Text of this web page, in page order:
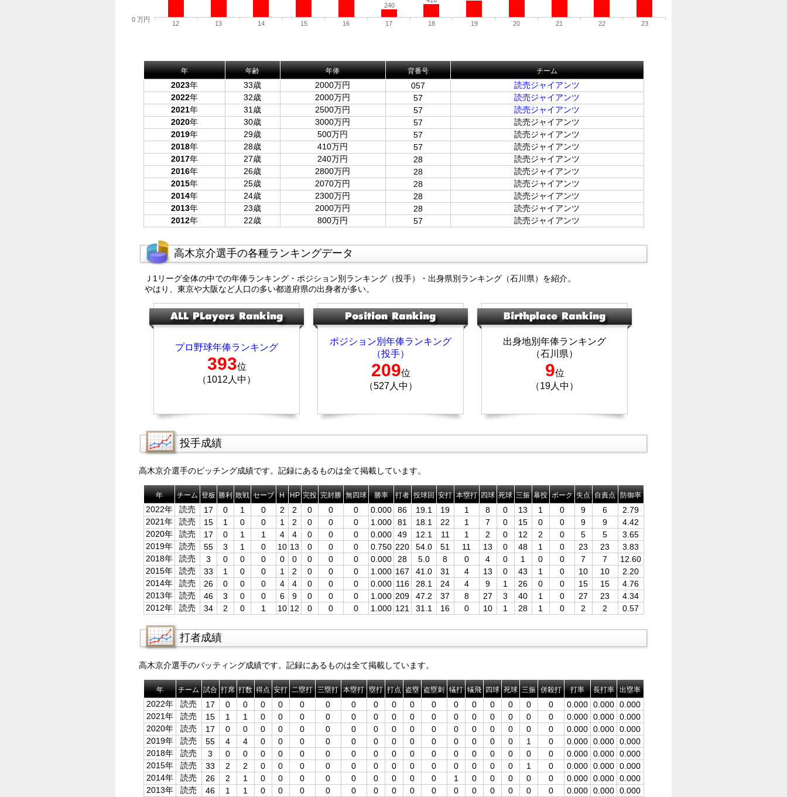
240
12 13 14 15 16 17 18 19 20 21 22 23
0 万円
年 年齢 年俸 背番号 チーム
2023年 33歳 2000万円 057
読売ジャイアンツ
2022年 32歳 2000万円 57
読売ジャイアンツ
2021年 31歳 2500万円 57
読売ジャイアンツ
2020年 30歳 3000万円 57
読売ジャイアンツ
2019年 29歳 500万円 57
読売ジャイアンツ
2018年 28歳 410万円 57
読売ジャイアンツ
2017年 27歳 240万円 28
読売ジャイアンツ
2016年 26歳 2800万円 28
読売ジャイアンツ
2015年 25歳 2070万円 28
読売ジャイアンツ
2014年 24歳 2300万円 28
読売ジャイアンツ
2013年 23歳 2000万円 28
読売ジャイアンツ
2012年 22歳 800万円 57 読売ジャイアンツ
高木京介選手の各種ランキングデータ
Ｊ1リーグ全体の中での年俸ランキング・ポジション別ランキング（投手）・出身県別ランキング（石川県）を紹介。
やはり、東京や大阪など人口の多い都道府県の出身者が多い。
プロ野球年俸ランキング
393位
（1012人中）
ポジション別年俸ランキング
（投手）
209位
（527人中）
出身地別年俸ランキング
（石川県）
9位
（19人中）
投手成績
高木京介選手のピッチング成績です。記録にあるものは全て掲載しています。
年 チーム 登板 勝利 敗戦 セーブ H HP 完投 完封勝 無四球 勝率 打者 投球回 安打 本塁打 四球 死球 三振 暴投 ボーク 失点 自責点 防御率
2022年 読売 17 0 1 0 2 2 0 0 0 0.000 86 19.1 19 1 8 0 13 1 0 9 6
2.79
2021年
読売 15 1 0 0 1 2 0 0 0 1.000 81 18.1 22 1 7 0 15 0 0 9 9
4.42
2020年
読売 17 0 1 1 4 4 0 0 0 0.000 49 12.1 11 1 2 0 12 2 0 5 5
3.65
2019年
読売 55 3 1 0 10 13 0 0 0 0.750 220 54.0 51 11 13 0 48 1 0 23 23
3.83
2018年
読売 3 0 0 0 0 0 0 0 0 0.000 28 5.0 8 0 4 0 1 0 0 7 7
12.60
2015年
読売 33 1 0 0 1 2 0 0 0 1.000 167 41.0 31 4 13 0 43 1 0 10 10
2.20
2014年
読売 26 0 0 0 4 4 0 0 0 0.000 116 28.1 24 4 9 1 26 0 0 15 15
4.76
2013年
読売 46 3 0 0 6 9 0 0 0 1.000 209 47.2 37 8 27 3 40 1 0 27 23
4.34
2012年
読売 34 2 0 1 10 12 0 0 0 1.000 121 31.1 16 0 10 1 28 1 0 2 2 0.57
打者成績
高木京介選手のバッティング成績です。記録にあるものは全て掲載しています。
年 チーム 試合 打席 打数 得点 安打 二塁打 三塁打 本塁打 塁打 打点 盗塁 盗塁刺 犠打 犠飛 四球 死球 三振 併殺打 打率 長打率 出塁率
2022年 読売 17 0 0 0 0 0 0 0 0 0 0 0 0 0 0 0 0 0 0.000 0.000 0.000
2021年
読売 15 1 1 0 0 0 0 0 0 0 0 0 0 0 0 0 0 0 0.000 0.000 0.000
2020年
読売 17 0 0 0 0 0 0 0 0 0 0 0 0 0 0 0 0 0 0.000 0.000 0.000
2019年
読売 55 4 4 0 0 0 0 0 0 0 0 0 0 0 0 0 1 0 0.000 0.000 0.000
2018年
読売 3 0 0 0 0 0 0 0 0 0 0 0 0 0 0 0 0 0 0.000 0.000 0.000
2015年
読売 33 2 2 0 0 0 0 0 0 0 0 0 0 0 0 0 1 0 0.000 0.000 0.000
2014年
読売 26 2 1 0 0 0 0 0 0 0 0 0 1 0 0 0 0 0 0.000 0.000 0.000
2013年
読売 46 1 1 0 0 0 0 0 0 0 0 0 0 0 0 0 0 0 0.000 0.000 0.000